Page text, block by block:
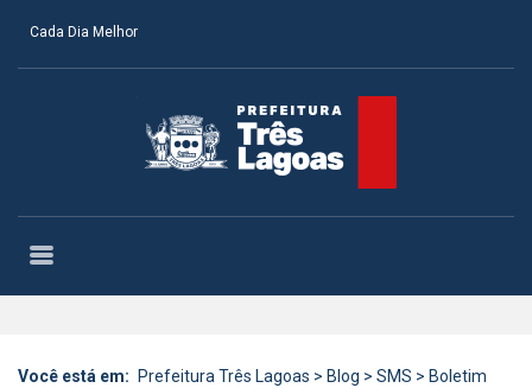
Cada Dia Melhor
Você está em: Prefeitura Três Lagoas > Blog > SMS > Boletim